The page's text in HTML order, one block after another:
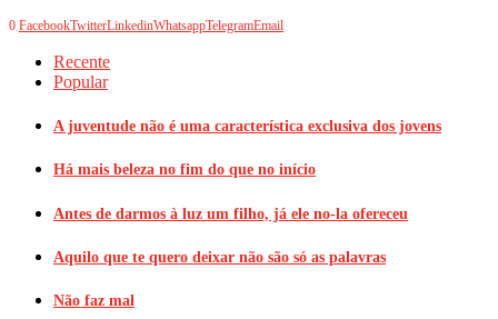
0 FacebookTwitterLinkedinWhatsappTelegramEmail
Recente
Popular
A juventude não é uma característica exclusiva dos jovens
Há mais beleza no fim do que no início
Antes de darmos à luz um filho, já ele no-la ofereceu
Aquilo que te quero deixar não são só as palavras
Não faz mal